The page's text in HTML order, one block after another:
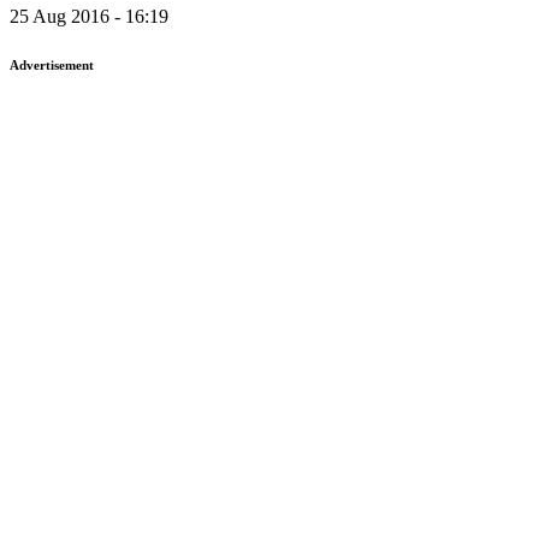
25 Aug 2016 - 16:19
Advertisement